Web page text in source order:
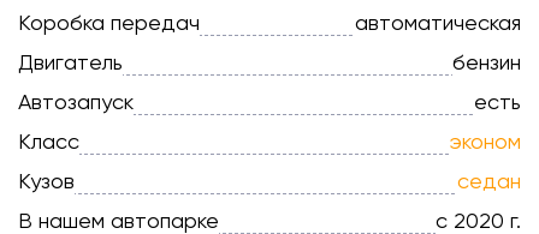
Коробка передач
автоматическая
Двигатель
бензин
Автозапуск
есть
Класс
эконом
Кузов
седан
В нашем автопарке
с 2020 г.